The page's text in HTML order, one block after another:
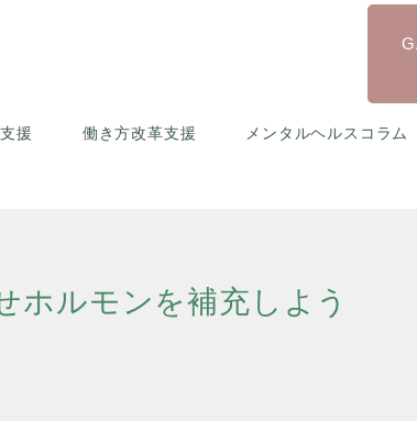
援 働き方改革支援 メンタルヘルスコラム
ホルモンを補充しよう